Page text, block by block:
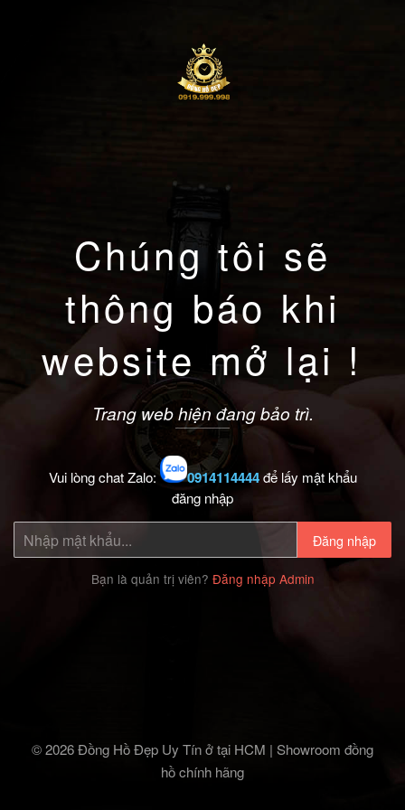
Chúng tôi sẽ
thông báo khi
website mở lại !
Trang web hiện đang bảo trì.
Vui lòng chat Zalo: 0914114444để lấy mật khẩu
đăng nhập
Đăng nhập
Bạn là quản trị viên? Đăng nhập Admin
© 2026 Đồng Hồ Đẹp Uy Tín ở tại HCM | Showroom đồng
hồ chính hãng‎